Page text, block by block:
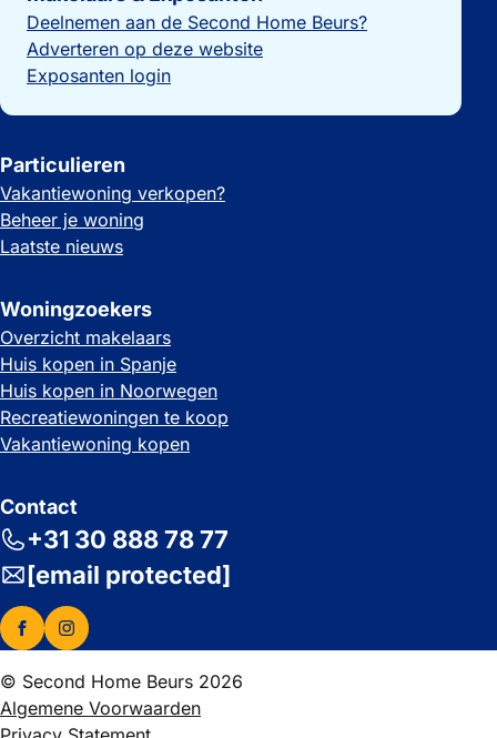
Deelnemen aan de Second Home Beurs?
Adverteren op deze website
Exposanten login
Particulieren
Vakantiewoning verkopen?
Beheer je woning
Laatste nieuws
Woningzoekers
Overzicht makelaars
Huis kopen in Spanje
Huis kopen in Noorwegen
Recreatiewoningen te koop
Vakantiewoning kopen
Contact
+31 30 888 78 77
[email protected]
© Second Home Beurs 2026
Algemene Voorwaarden